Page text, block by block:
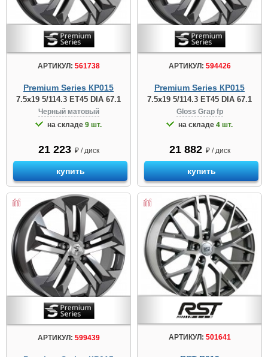
АРТИКУЛ: 561738
Premium Series КР015
7.5x19 5/114.3 ET45 DIA 67.1
Черный матовый
на складе 9 шт.
21 223 ₽ / диск
купить
АРТИКУЛ: 594426
Premium Series КР015
7.5x19 5/114.3 ET45 DIA 67.1
Gloss Grap fp
на складе 4 шт.
21 882 ₽ / диск
купить
АРТИКУЛ: 599439 АРТИКУЛ: 501641